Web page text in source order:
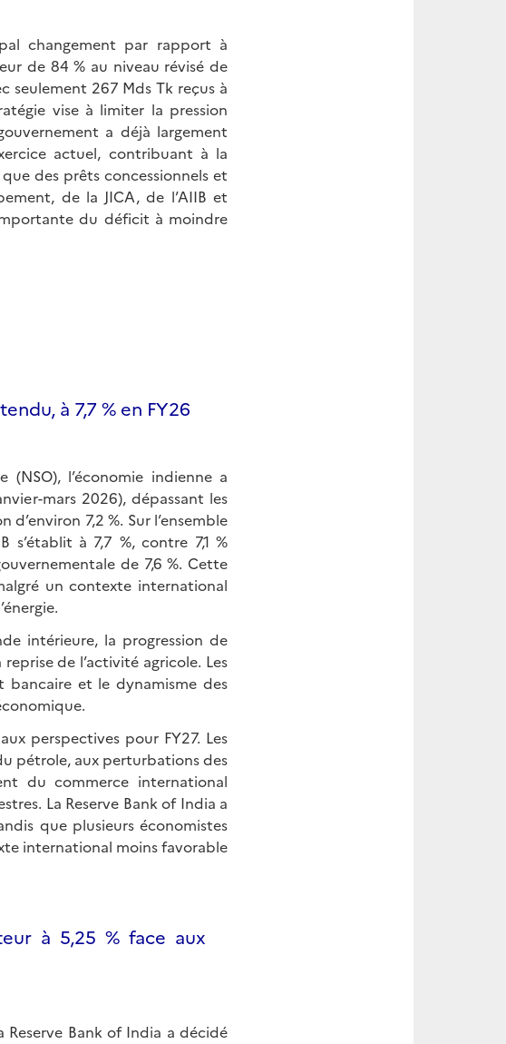
changement par rapport à
de 84 % au niveau révisé de
seulement 267 Mds Tk reçus à
vise à limiter la pression
a déjà largement
actuel, contribuant à la
des prêts concessionnels et
de la JICA, de l’AIIB et
du déficit à moindre
à 7,7 % en FY26
l’économie indienne a
mars 2026), dépassant les
7,2 %. Sur l’ensemble
s’établit à 7,7 %, contre 7,1 %
de 7,6 %. Cette
un contexte international
intérieure, la progression de
de l’activité agricole. Les
bancaire et le dynamisme des
perspectives pour FY27. Les
pétrole, aux perturbations des
du commerce international
La Reserve Bank of India a
que plusieurs économistes
international moins favorable
à 5,25 % face aux
Bank of India a décidé